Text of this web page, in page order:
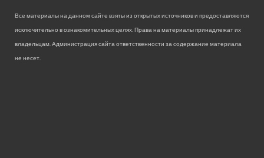
Все материалы на данном сайте взяты из открытых источников и предоставляются
исключительно в ознакомительных целях. Права на материалы принадлежат их
владельцам. Администрация сайта ответственности за содержание материала
не несет.